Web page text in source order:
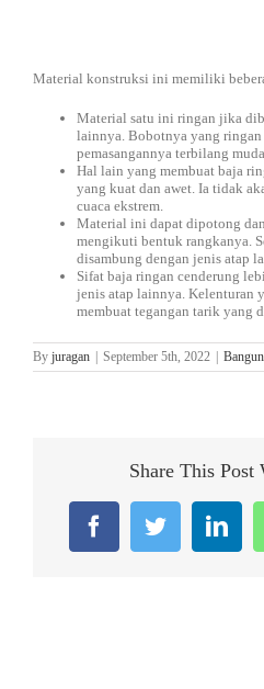
Jasa Konsultan & Desain
BLOG
HUBUNGI
Material konstruksi ini memiliki
Material satu ini ringan jika
lainnya. Bobotnya yang ringan
pemasangannya terbilang
Hal lain yang membuat baja
yang kuat dan awet. Ia tidak
cuaca ekstrem.
Material ini dapat dipotong
mengikuti bentuk rangkanya.
disambung dengan jenis atap
Sifat baja ringan cenderung
jenis atap lainnya.
membuat tegangan tarik yang
By juragan September 5th, 2022
Share This Post
FacebookTwitter